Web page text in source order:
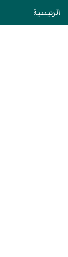
الرئيسية